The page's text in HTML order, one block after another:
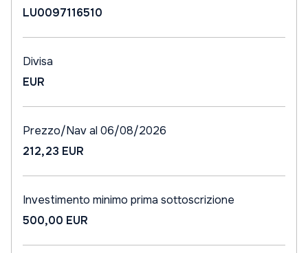
LU0097116510
Divisa
EUR
Prezzo/Nav al 06/08/2026
212,23 EUR
Investimento minimo prima sottoscrizione
500,00 EUR